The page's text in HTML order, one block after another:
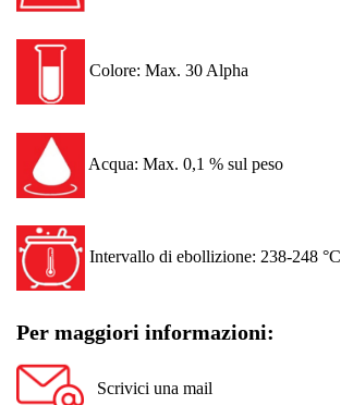
Colore: Max. 30 Alpha
Acqua: Max. 0,1 % sul peso
Intervallo di ebollizione: 238-248 °C
Per maggiori informazioni:
Scrivici una mail